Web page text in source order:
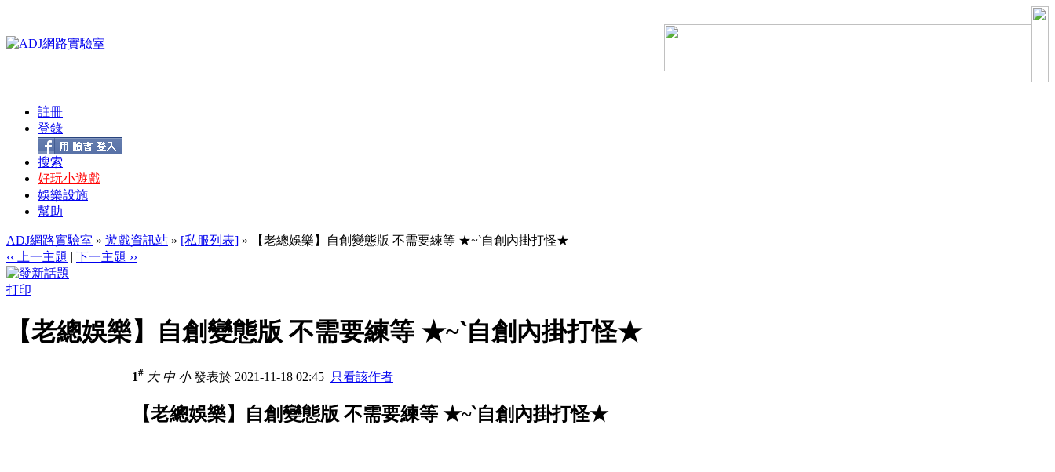
註冊
登錄
搜索
好玩小遊戲
娛樂設施
幫助
ADJ網路實驗室 » 遊戲資訊站 » [私服列表] » 【老總娛樂】自創變態版 不需要練等 ★~‵自創內掛打怪★
‹‹ 上一主題 | 下一主題 ››
打印
【老總娛樂】自創變態版 不需要練等 ★~‵自創內掛打怪★
1# 大 中 小發表於 2021-11-18 02:45 只看該作者
【老總娛樂】自創變態版 不需要練等 ★~‵自創內掛打怪★